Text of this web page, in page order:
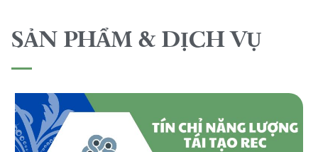
SẢN PHẨM & DỊCH VỤ